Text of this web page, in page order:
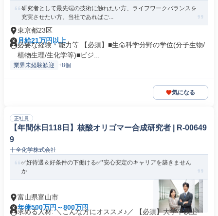
研究者として最先端の技術に触れたい方、ライフワークバランスを
充実させたい方、当社であればご...
東京都23区
月給21万円以上
必要な経験・能力等 【必須】■生命科学分野の学位(分子生物/
植物生理/生化学等)■ビジ...
業界未経験歓迎 +8個
気になる
正社員
【年間休日118日】核酸オリゴマー合成研究者 | R-00649
9
十全化学株式会社
✅好待遇＆好条件の下働ける✅*安心安定のキャリアを築きません
か
富山県富山市
年俸500万円～800万円
求める人材: ＼こんな方にオススメ♪／ 【必須】大学卒以上